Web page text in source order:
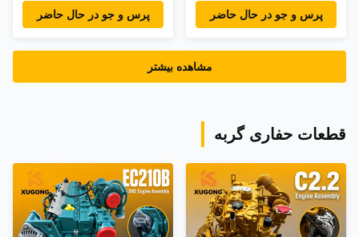
هیتاچی EX200-5 ZX230
پرس و جو در حال حاضر
6BG1T برای قطعات بیل
ZX200 ZAXIS210
پرس و جو در حال حاضر
مشاهده بیشتر
قطعات حفاری گربه